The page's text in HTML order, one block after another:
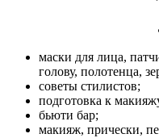
маски для лица,
голову, полотенца,
советы стилистов;
подготовка к
бьюти бар;
макияж, прически,